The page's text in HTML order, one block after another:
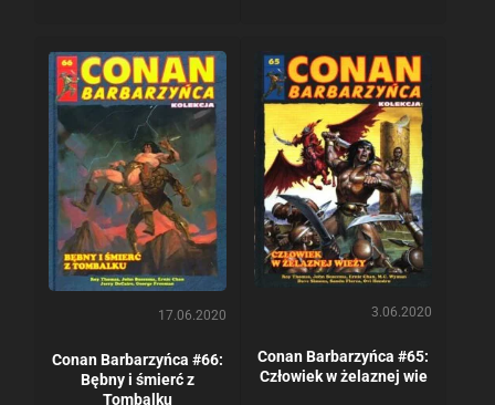
17.06.2020
Conan Barbarzyńca #66:
Bębny i śmierć z
Tombalku
3.06.2020
Conan Barbarzyńca #65:
Człowiek w żelaznej wie